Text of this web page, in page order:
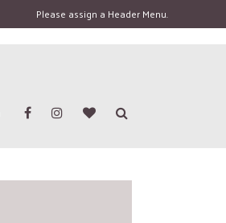
Please assign a Header Menu.